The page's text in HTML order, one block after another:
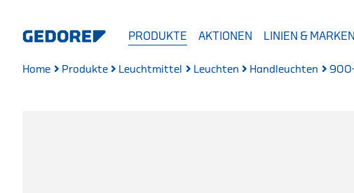
PRODUKTE AKTIONEN LINIEN & MARKEN
Home Produkte Leuchtmittel Leuchten Handleuchten 900-